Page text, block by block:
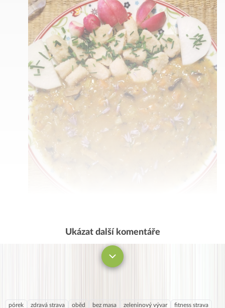
Ukázat další komentáře
pórek zdravá strava oběd bez masa zeleninový vývar
fitness strava